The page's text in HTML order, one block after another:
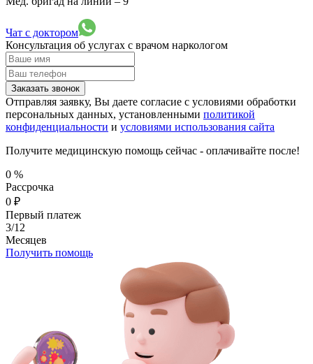
Чат с доктором
Консультация об услугах с врачом наркологом
Заказать звонок
Отправляя заявку, Вы даете согласие с условиями обработки
персональных данных, установленными политикой
конфиденциальности и условиями использования сайта
Получите медицинскую помощь сейчас - оплачивайте после!
0 %
Рассрочка
0 ₽
Первый платеж
3/12
Месяцев
Получить помощь